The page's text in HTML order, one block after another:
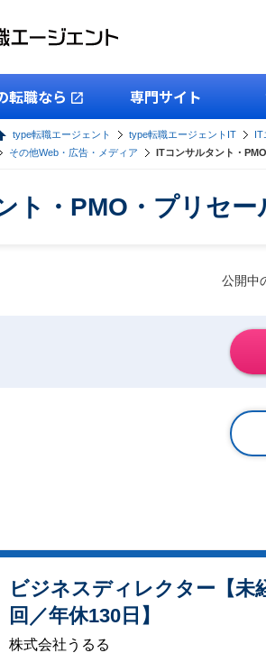
転職なら 専門サイト
type転職エージェント type転職エージェントIT IT
その他Web・広告・メディア
ITコンサルタント・
ト・PMO・プリセ
公開中
ビジネスディレクター【
回／年休130日】
株式会社うるる